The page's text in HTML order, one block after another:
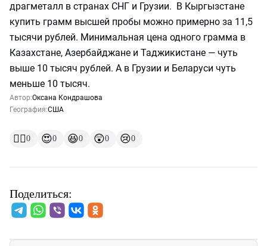
драгметалл в странах СНГ и Грузии. В Кыргызстане
купить грамм высшей пробы можно примерно за 11,5
тысячи рублей. Минимальная цена одного грамма в
Казахстане, Азербайджане и Таджикистане — чуть
выше 10 тысяч рублей. А в Грузии и Беларуси чуть
меньше 10 тысяч.
Автор:Оксана Кондрашова
География:США
👍🏻0 😍0 😆0 😲0 😢0
Поделиться: